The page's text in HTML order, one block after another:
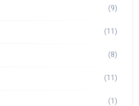
(9)
(11)
(8)
(11)
(1)